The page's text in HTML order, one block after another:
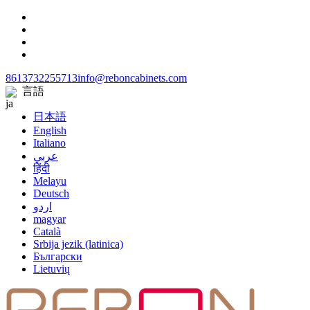
8613732255713info@reboncabinets.com
言語
日本語
English
Italiano
عربي
हिंदी
Melayu
Deutsch
اردو
magyar
Català
Srbija jezik (latinica)
Български
Lietuvių